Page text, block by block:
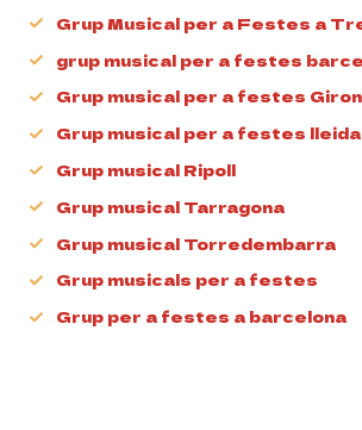
Grup Musical per a Festes a
grup musical per a festes
Grup musical per a festes
Grup musical per a festes lleida
Grup musical Ripoll
Grup musical Tarragona
Grup musical Torredembarra
Grup musicals per a festes
Grup per a festes a barcelona